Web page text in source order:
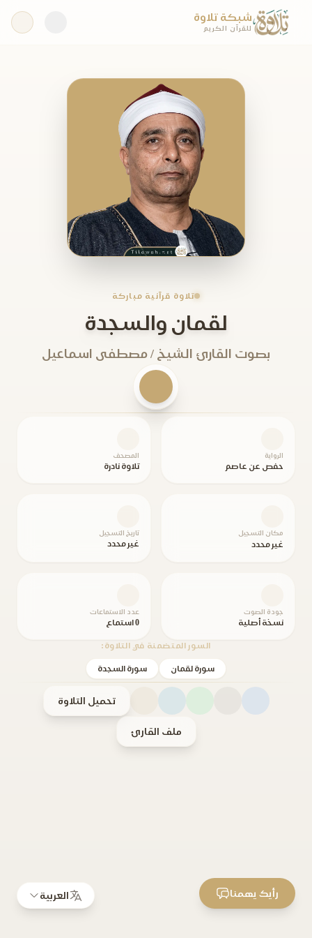
شبكة تلاوة
للقرآن الكريم
تلاوة قرآنية مباركة
لقمان والسجدة
بصوت القارئ الشيخ / مصطفى اسماعيل
الرواية
حفص عن عاصم
المصحف
تلاوة نادرة
مكان التسجيل
غير محدد
تاريخ التسجيل
غير محدد
جودة الصوت
نسخة أصلية
عدد الاستماعات
0 استماع
السور المتضمنة في التلاوة:
سورة لقمان سورة السجدة
تحميل التلاوة
ملف القارئ
العربية رأيك يهمنا